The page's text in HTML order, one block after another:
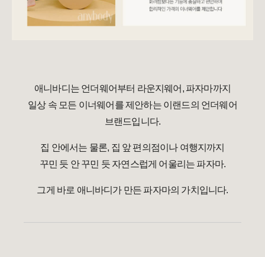
애니바디는 언더웨어부터 라운지웨어, 파자마까지
일상 속 모든 이너웨어를 제안하는 이랜드의 언더웨어
브랜드입니다.
집 안에서는 물론, 집 앞 편의점이나 여행지까지
꾸민 듯 안 꾸민 듯 자연스럽게 어울리는 파자마.
그게 바로 애니바디가 만든 파자마의 가치입니다.